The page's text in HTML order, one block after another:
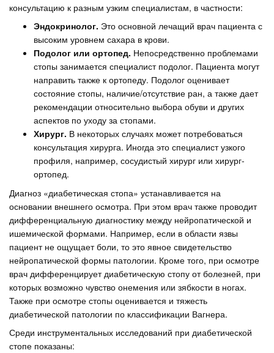
консультацию к разным узким специалистам, в частности:
Эндокринолог. Это основной лечащий врач пациента с
высоким уровнем сахара в крови.
Подолог или ортопед. Непосредственно проблемами
стопы занимается специалист подолог. Пациента могут
направить также к ортопеду. Подолог оценивает
состояние стопы, наличие/отсутствие ран, а также дает
рекомендации относительно выбора обуви и других
аспектов по уходу за стопами.
Хирург. В некоторых случаях может потребоваться
консультация хирурга. Иногда это специалист узкого
профиля, например, сосудистый хирург или хирург-
ортопед.
Диагноз «диабетическая стопа» устанавливается на
основании внешнего осмотра. При этом врач также проводит
дифференциальную диагностику между нейропатической и
ишемической формами. Например, если в области язвы
пациент не ощущает боли, то это явное свидетельство
нейропатической формы патологии. Кроме того, при осмотре
врач дифференцирует диабетическую стопу от болезней, при
которых возможно чувство онемения или зябкости в ногах.
Также при осмотре стопы оценивается и тяжесть
диабетической патологии по классификации Вагнера.
Среди инструментальных исследований при диабетической
стопе показаны: